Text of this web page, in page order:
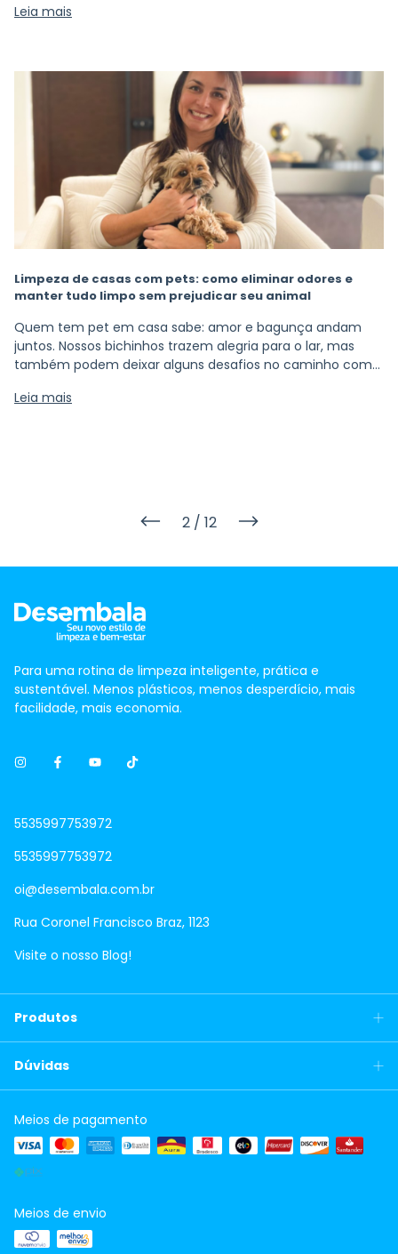
está no preço mais baixo e sim no custo-benefício
diferença de verdade. E é aí que entra a importância de
escolher com consciência e qualidade.
Leia mais
Limpeza de casas com pets: como eliminar odores e
manter tudo limpo sem prejudicar seu animal
Quem tem pet em casa sabe: amor e bagunça andam
juntos. Nossos bichinhos trazem alegria para o lar, mas
também podem deixar alguns desafios no caminho como
diárias. A limpeza da casa com animais precisa de
Leia mais
2 / 12
Para uma rotina de limpeza inteligente, prática e
sustentável. Menos plásticos, menos desperdício, mais
facilidade, mais economia.
5535997753972
5535997753972
oi@desembala.com.br
Rua Coronel Francisco Braz, 1123
Visite o nosso Blog!
Produtos
Dúvidas
Meios de pagamento
Meios de envio